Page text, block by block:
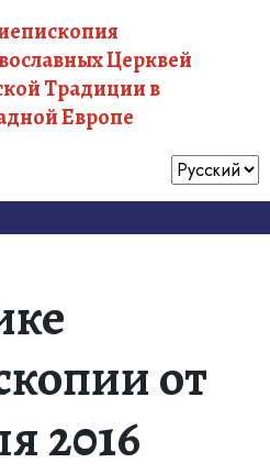
Церквей
Традиции в
Европе
от
2016